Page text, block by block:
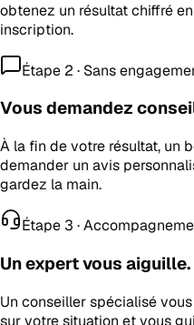
obtenez un résultat chiffré
inscription.
Étape 2 · Sans
Vous demandez
À la fin de votre résultat, un
demander un avis
gardez la main.
Étape 3 ·
Un expert vous aiguille.
Un conseiller spécialisé
sur votre situation et vous